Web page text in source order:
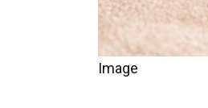
Image